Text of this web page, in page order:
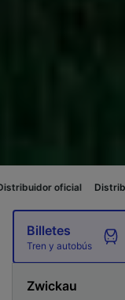
Distribuidor oficial
Billetes
Tren y autobús